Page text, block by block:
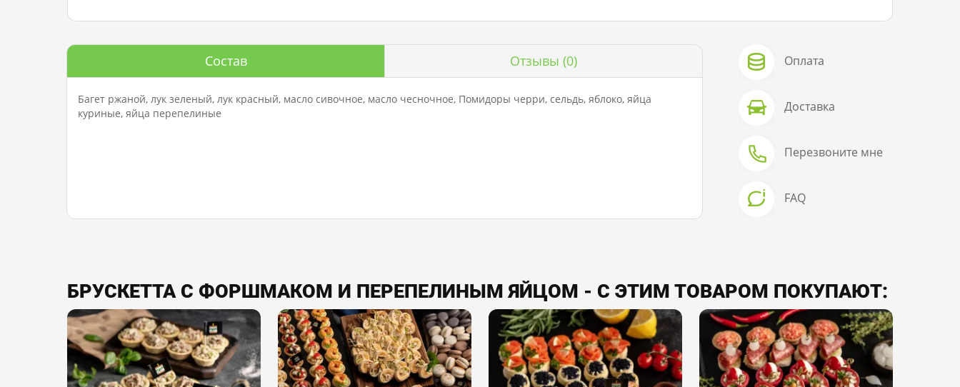
Состав Отзывы (0)
Багет ржаной, лук зеленый, лук красный, масло сивочное, масло чесночное, Помидоры черри, сельдь, яблоко, яйца
куриные, яйца перепелиные
Оплата
Доставка
Перезвоните мне
FAQ
БРУСКЕТТА С ФОРШМАКОМ И ПЕРЕПЕЛИНЫМ ЯЙЦОМ - С ЭТИМ ТОВАРОМ ПОКУПАЮТ: